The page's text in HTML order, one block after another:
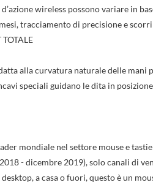
wireless possono variare in
tracciamento di precisione e
alla curvatura naturale delle
speciali guidano le dita in
mondiale nel settore mouse e
- dicembre 2019), solo canali di
a casa o fuori, questo è un